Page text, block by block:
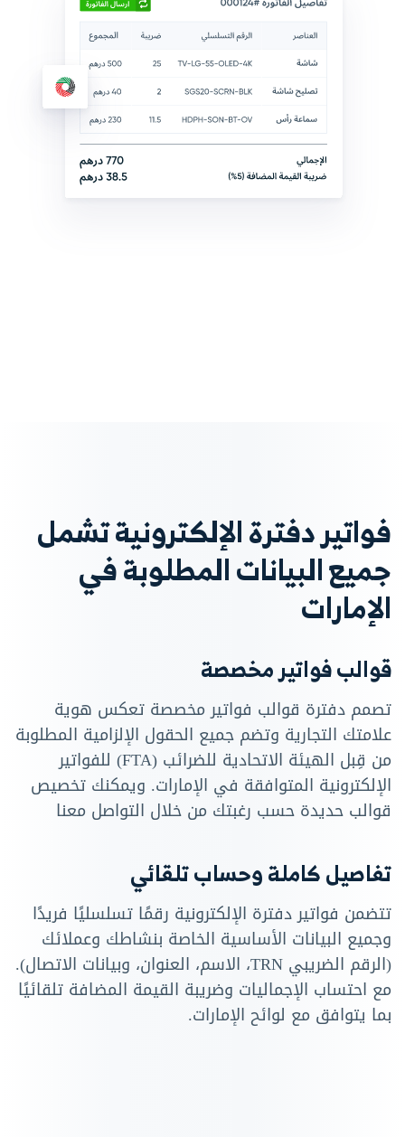
فواتير دفترة الإلكترونية تشمل
جميع البيانات المطلوبة في
الإمارات
قوالب فواتير مخصصة
تصمم دفترة قوالب فواتير مخصصة تعكس هوية
علامتك التجارية وتضم جميع الحقول الإلزامية المطلوبة
من قِبل الهيئة الاتحادية للضرائب (FTA) للفواتير
الإلكترونية المتوافقة في الإمارات. ويمكنك تخصيص
قوالب حديدة حسب رغبتك من خلال التواصل معنا
تفاصيل كاملة وحساب تلقائي
تتضمن فواتير دفترة الإلكترونية رقمًا تسلسليًا فريدًا
وجميع البيانات الأساسية الخاصة بنشاطك وعملائك
(الرقم الضريبي TRN، الاسم، العنوان، وبيانات الاتصال).
مع احتساب الإجماليات وضريبة القيمة المضافة تلقائيًا
بما يتوافق مع لوائح الإمارات.